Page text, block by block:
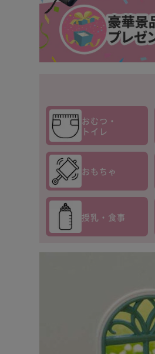
おむつ・
トイレ
おもちゃ
授乳・食事